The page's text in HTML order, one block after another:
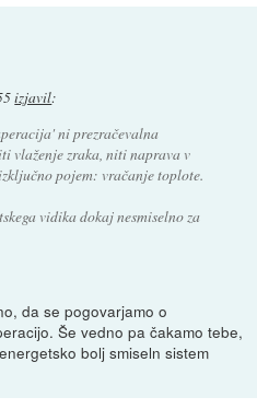
izjavil:
ni prezračevalna
vlaženje zraka, niti naprava v
pojem: vračanje toplote.
vidika dokaj nesmiselno za
da se pogovarjamo o
Še vedno pa čakamo tebe,
bolj smiseln sistem